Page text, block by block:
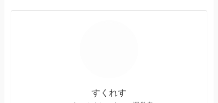
すくれす